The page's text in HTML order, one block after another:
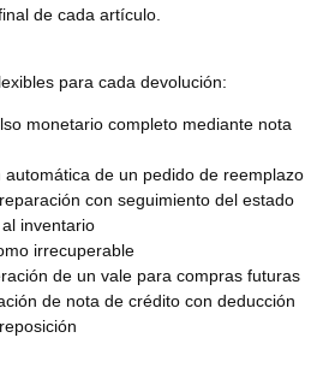
de cada artículo.
para cada devolución:
monetario completo mediante nota
automática de un pedido de reemplazo
con seguimiento del estado
inventario
irrecuperable
de un vale para compras futuras
de nota de crédito con deducción